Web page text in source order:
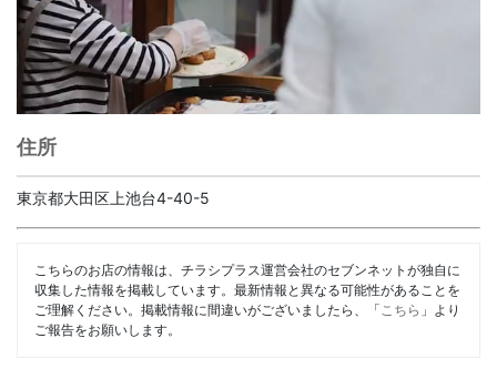
住所
東京都大田区上池台4-40-5
こちらのお店の情報は、チラシプラス運営会社のセブンネットが独自に
収集した情報を掲載しています。最新情報と異なる可能性があることを
ご理解ください。掲載情報に間違いがございましたら、「 こちら 」より
ご報告をお願いします。